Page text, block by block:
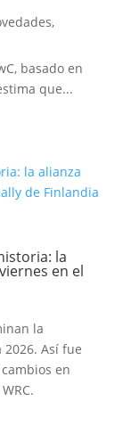
,
basado en
que...
la
en el
la
Así fue
en